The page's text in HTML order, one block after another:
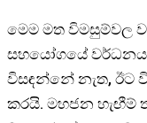
මෙම මත විමසුම්වල
සහයෝගයේ වර්ධනය
විසඳන්නේ නැත, ඊට
කරයි. මහජන හැඟීම්